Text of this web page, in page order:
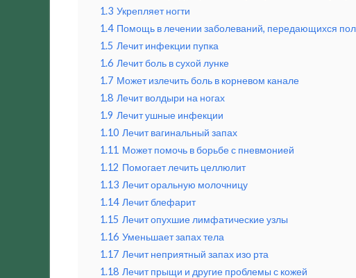
1.3 Укрепляет ногти
1.4 Помощь в лечении заболеваний, передающихся
1.5 Лечит инфекции пупка
1.6 Лечит боль в сухой лунке
1.7 Может излечить боль в корневом канале
1.8 Лечит волдыри на ногах
1.9 Лечит ушные инфекции
1.10 Лечит вагинальный запах
1.11 Может помочь в борьбе с пневмонией
1.12 Помогает лечить целлюлит
1.13 Лечит оральную молочницу
1.14 Лечит блефарит
1.15 Лечит опухшие лимфатические узлы
1.16 Уменьшает запах тела
1.17 Лечит неприятный запах изо рта
1.18 Лечит прыщи и другие проблемы с кожей